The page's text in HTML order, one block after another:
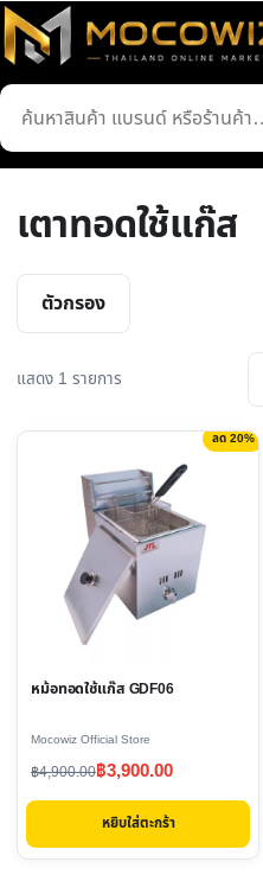
ข้าม
ไป
เนื้อหา
ค้นหา
สินค้า
เตาทอดใช้แก๊ส
ตัวกรอง
แสดง 1 รายการ
ลด 20%
หม้อทอดใช้แก๊ส GDF06
Mocowiz Official Store
฿4,900.00
Original
price
฿4,900.00.
฿3,900.00
Current
price
฿3,900.00.
หยิบใส่ตะกร้า